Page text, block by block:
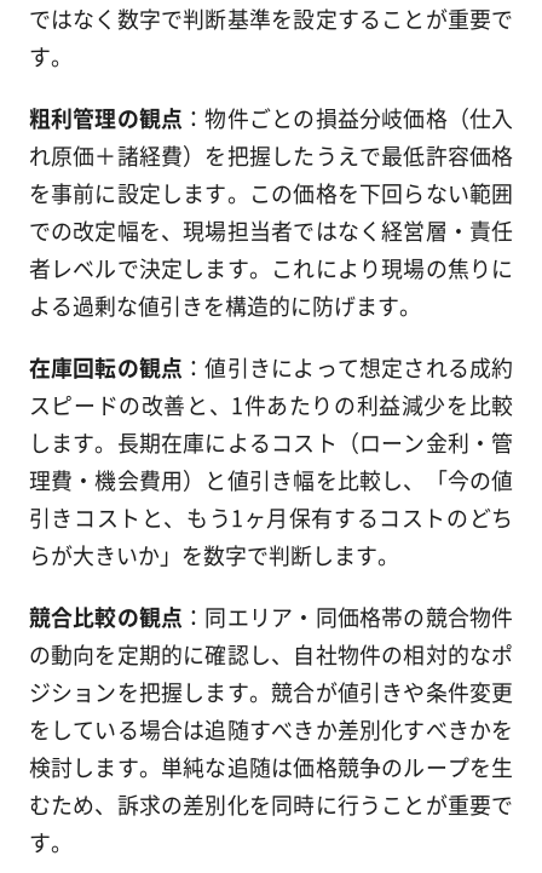
ではなく数字で判断基準を設定することが重要で
す。
粗利管理の観点 ：物件ごとの損益分岐価格（仕入
れ原価＋諸経費）を把握したうえで最低許容価格
を事前に設定します。この価格を下回らない範囲
での改定幅を、現場担当者ではなく経営層・責任
者レベルで決定します。これにより現場の焦りに
よる過剰な値引きを構造的に防げます。
在庫回転の観点 ：値引きによって想定される成約
スピードの改善と、1件あたりの利益減少を比較
します。長期在庫によるコスト（ローン金利・管
理費・機会費用）と値引き幅を比較し、「今の値
引きコストと、もう1ヶ月保有するコストのどち
らが大きいか」を数字で判断します。
競合比較の観点 ：同エリア・同価格帯の競合物件
の動向を定期的に確認し、自社物件の相対的なポ
ジションを把握します。競合が値引きや条件変更
をしている場合は追随すべきか差別化すべきかを
検討します。単純な追随は価格競争のループを生
むため、訴求の差別化を同時に行うことが重要で
す。